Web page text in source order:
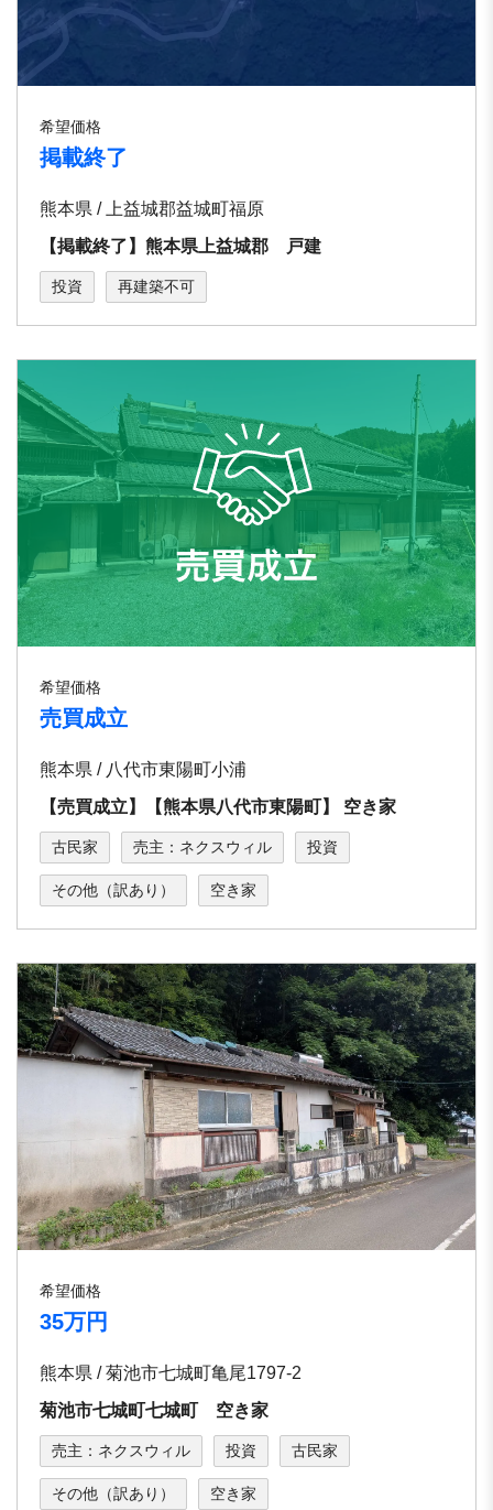
希望価格
掲載終了
熊本県 / 上益城郡益城町福原
【掲載終了】熊本県上益城郡 戸建
投資 再建築不可
希望価格
売買成立
熊本県 / 八代市東陽町⼩浦
【売買成立】【熊本県⼋代市東陽町】 空き家
古民家 売主：ネクスウィル 投資
その他（訳あり） 空き家
希望価格
35万円
熊本県 / 菊池市七城町亀尾1797-2
菊池市七城町七城町 空き家
売主：ネクスウィル 投資 古民家
その他（訳あり） 空き家